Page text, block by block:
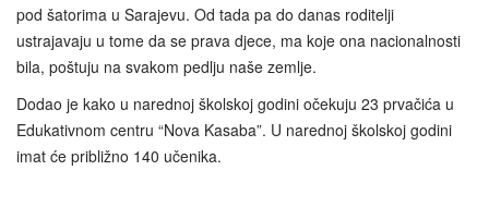
pod šatorima u Sarajevu. Od tada pa do danas roditelji
ustrajavaju u tome da se prava djece, ma koje ona nacionalnosti
bila, poštuju na svakom pedlju naše zemlje.
Dodao je kako u narednoj školskoj godini očekuju 23 prvačića u
Edukativnom centru “Nova Kasaba”. U narednoj školskoj godini
imat će približno 140 učenika.